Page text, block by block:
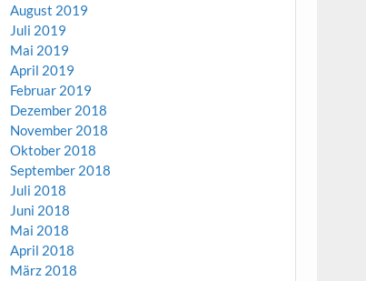
August 2019
Juli 2019
Mai 2019
April 2019
Februar 2019
Dezember 2018
November 2018
Oktober 2018
September 2018
Juli 2018
Juni 2018
Mai 2018
April 2018
März 2018